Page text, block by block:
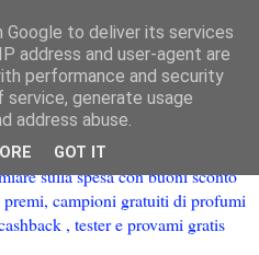
sulla spesa con buoni sconto
premi, campioni gratuiti di profumi
, tester e provami gratis
to deliver its services
address and user-agent are
performance and security
generate usage
address abuse.
GOT IT